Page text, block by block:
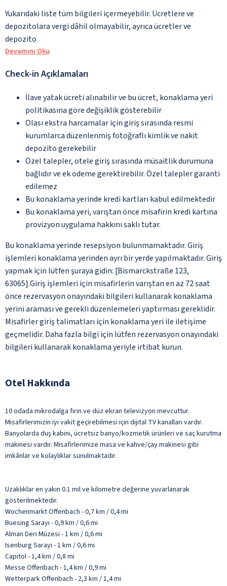
Yukarıdaki liste tüm bilgileri içermeyebilir. Ücretlere ve
depozitolara vergi dâhil olmayabilir, ayrıca ücretler ve
depozito
Devamını Oku
Check-in Açıklamaları
İlave yatak ücreti alınabilir ve bu ücret, konaklama yeri
politikasına göre değişiklik gösterebilir
Olası ekstra harcamalar için giriş sırasında resmi
kurumlarca düzenlenmiş fotoğraflı kimlik ve nakit
depozito gerekebilir
Özel talepler, otele giriş sırasında müsaitlik durumuna
bağlıdır ve ek ödeme gerektirebilir. Özel talepler garanti
edilemez
Bu konaklama yerinde kredi kartları kabul edilmektedir
Bu konaklama yeri, varıştan önce misafirin kredi kartına
provizyon uygulama hakkını saklı tutar.
Bu konaklama yerinde resepsiyon bulunmamaktadır. Giriş
işlemleri konaklama yerinden ayrı bir yerde yapılmaktadır. Giriş
yapmak için lütfen şuraya gidin: [Bismarckstraße 123,
63065].Giriş işlemleri için misafirlerin varıştan en az 72 saat
önce rezervasyon onayındaki bilgileri kullanarak konaklama
yerini araması ve gerekli düzenlemeleri yaptırması gereklidir.
Misafirler giriş talimatları için konaklama yeri ile iletişime
geçmelidir. Daha fazla bilgi için lütfen rezervasyon onayındaki
bilgileri kullanarak konaklama yeriyle irtibat kurun.
Otel Hakkında
10 odada mikrodalga fırın ve düz ekran televizyon mevcuttur.
Misafirlerimizin iyi vakit geçirebilmesi için dijital TV kanalları vardır.
Banyolarda duş kabini, ücretsiz banyo/kozmetik ürünleri ve saç kurutma
makinesi vardır. Misafirlerimize masa ve kahve/çay makinesi gibi
imkânlar ve kolaylıklar sunulmaktadır.
Uzaklıklar en yakın 0.1 mil ve kilometre değerine yuvarlanarak
gösterilmektedir.
Wochenmarkt Offenbach - 0,7 km / 0,4 mi
Buesing Sarayı - 0,9 km / 0,6 mi
Alman Deri Müzesi - 1 km / 0,6 mi
Isenburg Sarayı - 1 km / 0,6 mi
Capitol - 1,4 km / 0,8 mi
Messe Offenbach - 1,4 km / 0,9 mi
Wetterpark Offenbach - 2,3 km / 1,4 mi